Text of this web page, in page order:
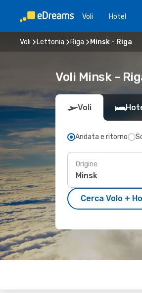
Voli Hotel
Voli Lettonia Riga Minsk - Riga
Voli Minsk -
Voli
Andata e ritorno
Origine
Cerca Volo +